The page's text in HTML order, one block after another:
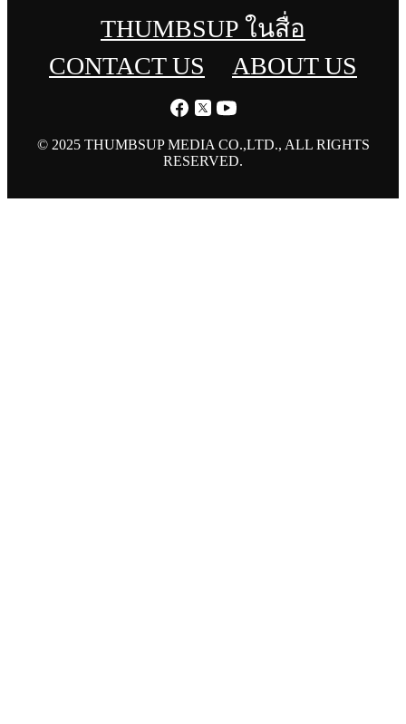
THUMBSUP ในสื่อ
CONTACT US
ABOUT US
© 2025 THUMBSUP MEDIA CO.,LTD., ALL RIGHTS
RESERVED.